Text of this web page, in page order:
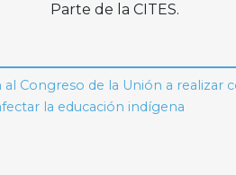
Parte de la CITES.
al Congreso de la Unión a realizar
la educación indígena